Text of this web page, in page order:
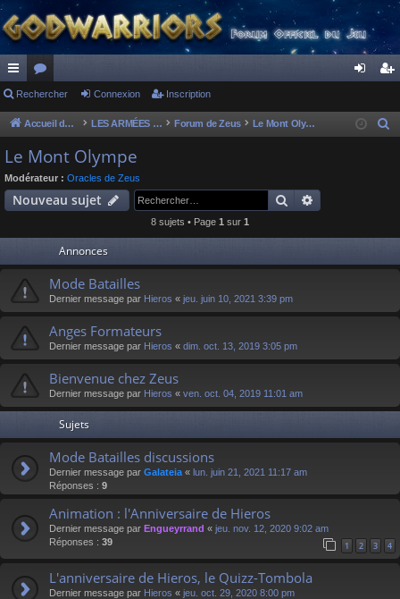
ac
co
ur
ci
or
u
m
s
ne cri
Rechercher Connexion Inscription
Accueil du forum LES ARMÉES DIVINES - FORUMS DE CLAN Forum de Zeus Le Mont Olympe
c
Le Mont Olympe
Modérateur : Oracles de Zeus
Nouveau sujet Rechercher
8 sujets • Page 1 sur 1
Annonces
Mode Batailles
Dernier message par Hieros « jeu. juin 10, 2021 3:39 pm
Anges Formateurs
Dernier message par Hieros « dim. oct. 13, 2019 3:05 pm
Bienvenue chez Zeus
Dernier message par Hieros « ven. oct. 04, 2019 11:01 am
Sujets
Mode Batailles discussions
Dernier message par Galateia « lun. juin 21, 2021 11:17 am
Réponses : 9
Animation : l'Anniversaire de Hieros
Dernier message par Engueyrrand « jeu. nov. 12, 2020 9:02 am
Réponses : 39 1 2 3 4
L'anniversaire de Hieros, le Quizz-Tombola
Dernier message par Hieros « jeu. oct. 29, 2020 8:00 pm